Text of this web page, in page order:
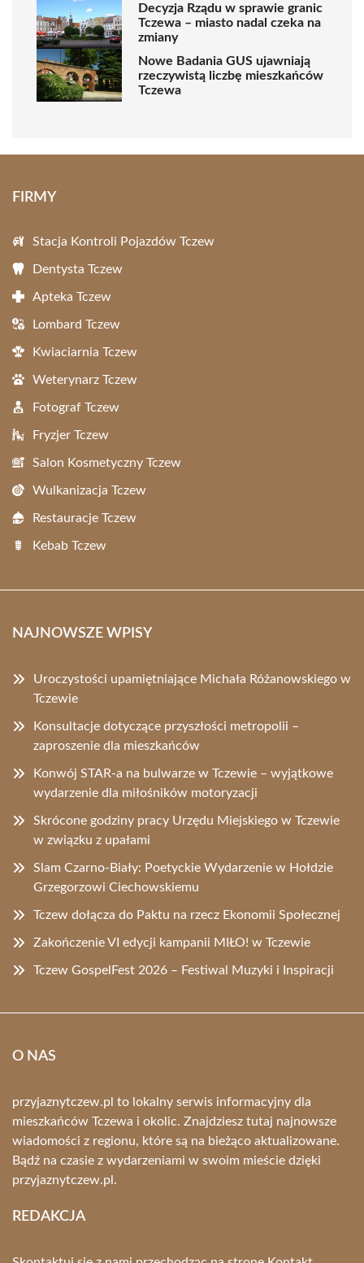
Decyzja Rządu w sprawie granic
Tczewa – miasto nadal czeka na
zmiany
Nowe Badania GUS ujawniają
rzeczywistą liczbę mieszkańców
Tczewa
FIRMY
Stacja Kontroli Pojazdów Tczew
Dentysta Tczew
Apteka Tczew
Lombard Tczew
Kwiaciarnia Tczew
Weterynarz Tczew
Fotograf Tczew
Fryzjer Tczew
Salon Kosmetyczny Tczew
Wulkanizacja Tczew
Restauracje Tczew
Kebab Tczew
NAJNOWSZE WPISY
Uroczystości upamiętniające Michała Różanowskiego w
Tczewie
Konsultacje dotyczące przyszłości metropolii –
zaproszenie dla mieszkańców
Konwój STAR-a na bulwarze w Tczewie – wyjątkowe
wydarzenie dla miłośników motoryzacji
Skrócone godziny pracy Urzędu Miejskiego w Tczewie
w związku z upałami
Slam Czarno-Biały: Poetyckie Wydarzenie w Hołdzie
Grzegorzowi Ciechowskiemu
Tczew dołącza do Paktu na rzecz Ekonomii Społecznej
Zakończenie VI edycji kampanii MIŁO! w Tczewie
Tczew GospelFest 2026 – Festiwal Muzyki i Inspiracji
O NAS
przyjaznytczew.pl to lokalny serwis informacyjny dla
mieszkańców Tczewa i okolic. Znajdziesz tutaj najnowsze
wiadomości z regionu, które są na bieżąco aktualizowane.
Bądź na czasie z wydarzeniami w swoim mieście dzięki
przyjaznytczew.pl.
REDAKCJA